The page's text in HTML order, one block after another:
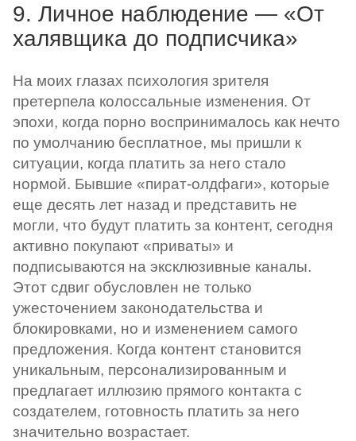
9. Личное наблюдение — «От
халявщика до подписчика»
На моих глазах психология зрителя
претерпела колоссальные изменения. От
эпохи, когда порно воспринималось как нечто
по умолчанию бесплатное, мы пришли к
ситуации, когда платить за него стало
нормой. Бывшие «пират-олдфаги», которые
еще десять лет назад и представить не
могли, что будут платить за контент, сегодня
активно покупают «приваты» и
подписываются на эксклюзивные каналы.
Этот сдвиг обусловлен не только
ужесточением законодательства и
блокировками, но и изменением самого
предложения. Когда контент становится
уникальным, персонализированным и
предлагает иллюзию прямого контакта с
создателем, готовность платить за него
значительно возрастает.